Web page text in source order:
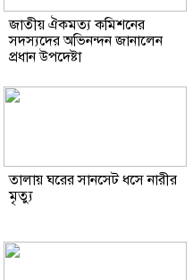
জাতীয় ঐকমত্য কমিশনের
সদস্যদের অভিনন্দন জানালেন
প্রধান উপদেষ্টা
তালায় ঘরের সানসেট ধসে নারীর
মৃত্যু